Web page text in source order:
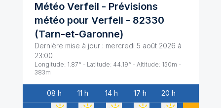
Météo Verfeil - Prévisions
météo pour Verfeil - 82330
(Tarn-et-Garonne)
Dernière mise à jour : mercredi 5 août 2026 à
23:00
Longitude: 1.87° - Latitude: 44.19° - Altitude: 150m -
383m
Date
08 h 11 h 14 h 17 h 20 h